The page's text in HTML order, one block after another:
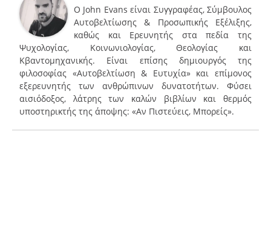
Ο John Evans είναι Συγγραφέας, Σύμβουλος
Αυτοβελτίωσης & Προσωπικής Εξέλιξης,
καθώς και Ερευνητής στα πεδία της
Ψυχολογίας, Κοινωνιολογίας, Θεολογίας και
Κβαντομηχανικής. Είναι επίσης δημιουργός της
φιλοσοφίας «Αυτοβελτίωση & Ευτυχία» και επίμονος
εξερευνητής των ανθρώπινων δυνατοτήτων. Φύσει
αισιόδοξος, λάτρης των καλών βιβλίων και θερμός
υποστηρικτής της άποψης: «Αν Πιστεύεις, Μπορείς».